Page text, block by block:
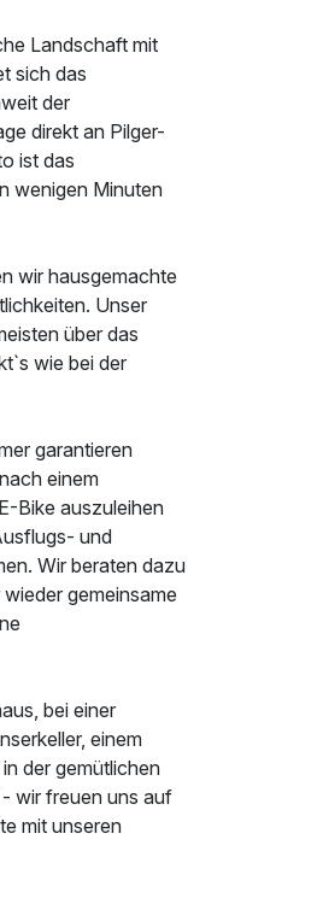
Landschaft mit
sich das
der
direkt an Pilger-
ist das
wenigen Minuten
wir hausgemachte
Unser
über das
wie bei der
garantieren
einem
Bike auszuleihen
und
Wir beraten dazu
gemeinsame
bei einer
einem
der gemütlichen
wir freuen uns auf
mit unseren